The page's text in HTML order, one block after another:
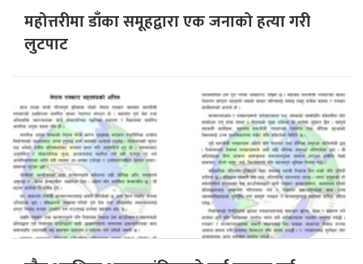
महोत्तरीमा डाँका समूहद्वारा एक जनाको हत्या गरी
लुटपाट